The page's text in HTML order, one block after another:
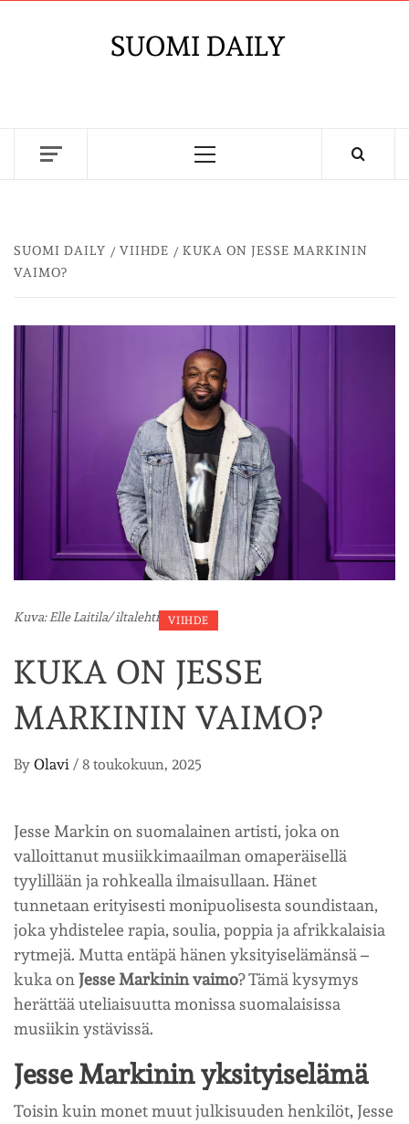
SUOMI DAILY
Primary
SUOMI DAILY VIIHDE
KUKA ON JESSE MARKININ
VAIMO?
Kuva: Elle Laitila/ iltalehti VIIHDE
KUKA ON JESSE
MARKININ VAIMO?
By Olavi / 8 toukokuun, 2025
Jesse Markin on suomalainen artisti, joka on
valloittanut musiikkimaailman omaperäisellä
tyylillään ja rohkealla ilmaisullaan. Hänet
tunnetaan erityisesti monipuolisesta soundistaan,
joka yhdistelee rapia, soulia, poppia ja afrikkalaisia
rytmejä. Mutta entäpä hänen yksityiselämänsä –
kuka on Jesse Markinin vaimo? Tämä kysymys
herättää uteliaisuutta monissa suomalaisissa
musiikin ystävissä.
Jesse Markinin yksityiselämä
Toisin kuin monet muut julkisuuden henkilöt, Jesse